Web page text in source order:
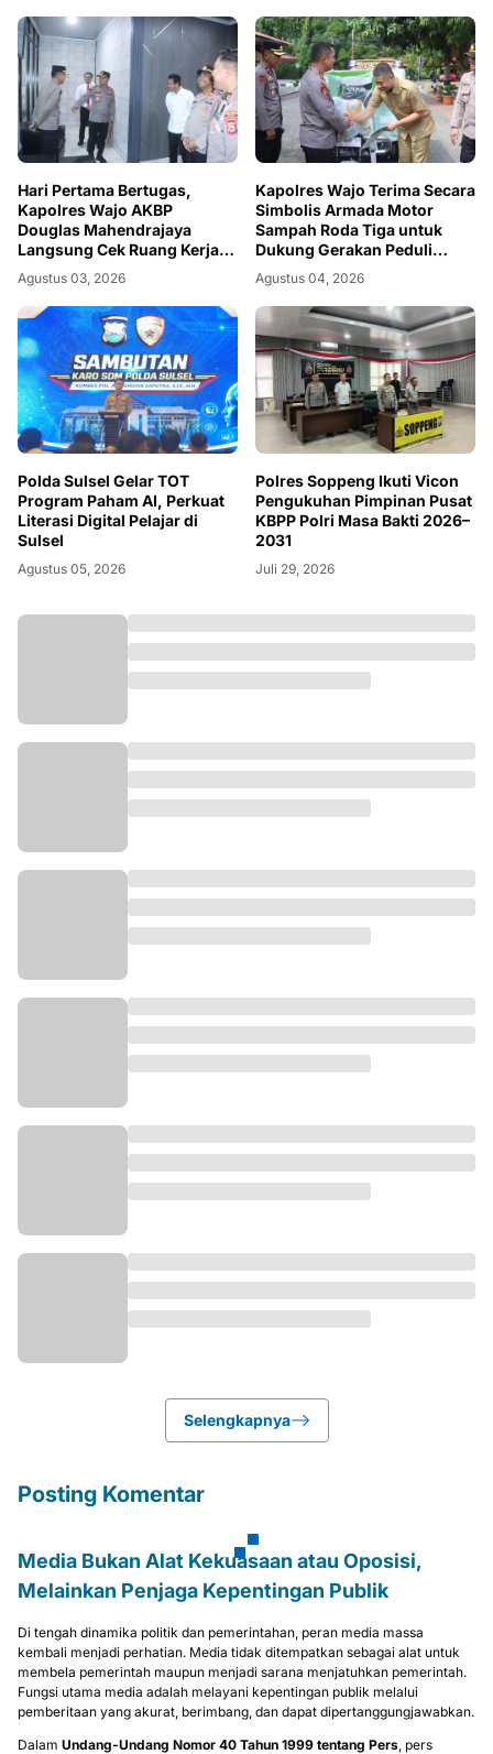
Hari Pertama Bertugas,
Kapolres Wajo AKBP
Douglas Mahendrajaya
Langsung Cek Ruang Kerja
dan Tahanan
Agustus 03, 2026
Kapolres Wajo Terima Secara
Simbolis Armada Motor
Sampah Roda Tiga untuk
Dukung Gerakan Peduli
Lingkungan
Agustus 04, 2026
Polda Sulsel Gelar TOT
Program Paham AI, Perkuat
Literasi Digital Pelajar di
Sulsel
Agustus 05, 2026
Polres Soppeng Ikuti Vicon
Pengukuhan Pimpinan Pusat
KBPP Polri Masa Bakti 2026–
2031
Juli 29, 2026
Selengkapnya
Posting Komentar
Media Bukan Alat Kekuasaan atau Oposisi,
Melainkan Penjaga Kepentingan Publik
Di tengah dinamika politik dan pemerintahan, peran media massa
kembali menjadi perhatian. Media tidak ditempatkan sebagai alat untuk
membela pemerintah maupun menjadi sarana menjatuhkan pemerintah.
Fungsi utama media adalah melayani kepentingan publik melalui
pemberitaan yang akurat, berimbang, dan dapat dipertanggungjawabkan.
Dalam Undang-Undang Nomor 40 Tahun 1999 tentang Pers , pers